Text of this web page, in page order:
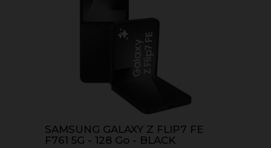
SAMSUNG GALAXY Z FLIP7 FE
F761 5G - 128 Go - BLACK